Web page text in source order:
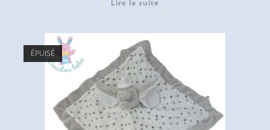
Lire la suite
ÉPUISÉ